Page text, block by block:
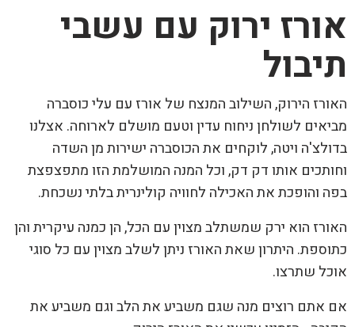
אורז ירוק עם עשבי
תיבול
האורז הירוק, השילוב המנצח של אורז עם עלי כוסברה
מביאים לשולחן ניחוח עדין וטעם מושלם לארוחה. אצלנו
בדולצ'ה ויטה, לוקחים את הכוסברה ישירות מן השדה
וחותכים אותו דק דק, וכל המנה המושלמת הזו מתפצפצת
בפה והופכת את האכילה לחוויה קולינרית בלתי נשכחת.
האורז הוא ירק שמשתלב מצוין עם הכל, הן כמנה עיקרית והן
כתוספת. היתרון שאת האורז ניתן לשלב מצוין עם כל סוגי
אוכל שתרצו.
אם אתם רוצים מנה שגם משביע את הלב וגם משביע את